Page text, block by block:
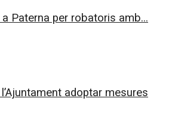
Paterna per robatoris amb...
adoptar mesures